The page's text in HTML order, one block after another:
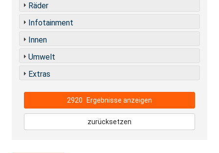
Räder
Infotainment
Innen
Umwelt
Extras
2920 Ergebnisse anzeigen
zurücksetzen